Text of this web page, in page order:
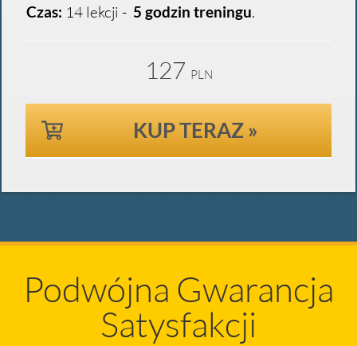
Czas: 14 lekcji - 5 godzin treningu.
127 PLN
KUP TERAZ »
Podwójna Gwarancja
Satysfakcji